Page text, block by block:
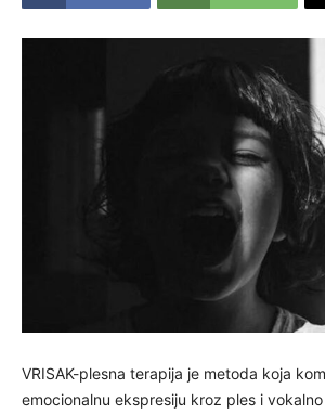
VRISAK-plesna terapija je metoda koja
emocionalnu ekspresiju kroz ples i